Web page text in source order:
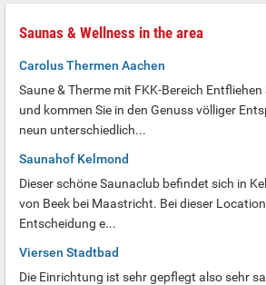
Saunas & Wellness in the area
Carolus Thermen Aachen
Saune & Therme mit FKK-Bereich
und kommen Sie in den Genuss völliger
neun unterschiedlich...
Saunahof Kelmond
Dieser schöne Saunaclub befindet sich in
von Beek bei Maastricht. Bei dieser
Entscheidung e...
Viersen Stadtbad
Die Einrichtung ist sehr gepflegt also sehr